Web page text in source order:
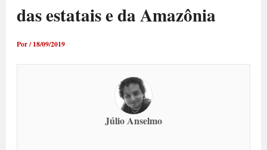
das estatais e da Amazônia
Por/18/09/2019
Júlio Anselmo